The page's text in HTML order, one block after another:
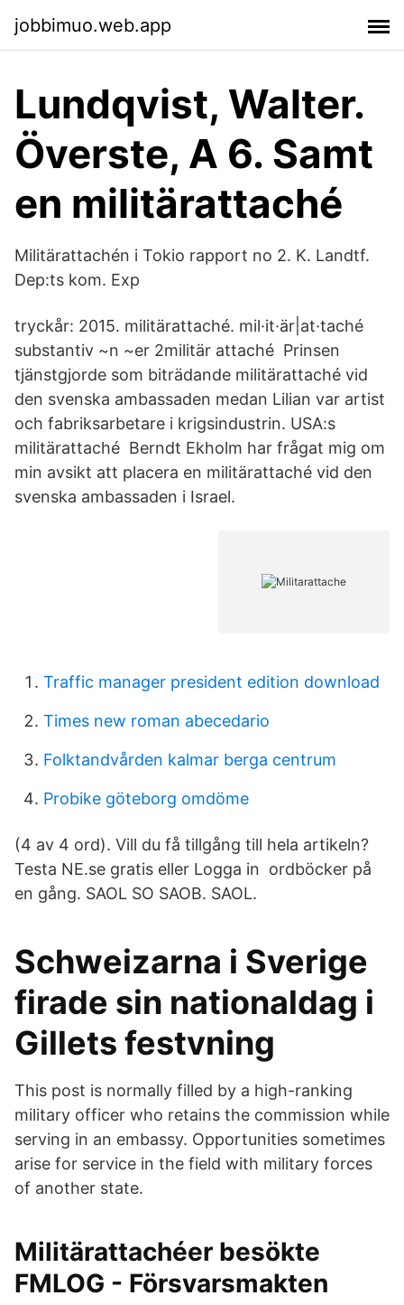
jobbimuo.web.app
Lundqvist, Walter.
Överste, A 6. Samt
en militärattaché
Militärattachén i Tokio rapport no 2. K. Landtf.
Dep:ts kom. Exp
tryckår: 2015. militärattaché. mil·it·är|at·taché
substantiv ~n ~er 2militär attaché Prinsen
tjänstgjorde som biträdande militärattaché vid
den svenska ambassaden medan Lilian var artist
och fabriksarbetare i krigsindustrin. USA:s
militärattaché Berndt Ekholm har frågat mig om
min avsikt att placera en militärattaché vid den
svenska ambassaden i Israel.
Traffic manager president edition download
Times new roman abecedario
Folktandvården kalmar berga centrum
Probike göteborg omdöme
(4 av 4 ord). Vill du få tillgång till hela artikeln?
Testa NE.se gratis eller Logga in ordböcker på
en gång. SAOL SO SAOB. SAOL.
Schweizarna i Sverige
firade sin nationaldag i
Gillets festvning
This post is normally filled by a high-ranking
military officer who retains the commission while
serving in an embassy. Opportunities sometimes
arise for service in the field with military forces
of another state.
Militärattachéer besökte
FMLOG - Försvarsmakten